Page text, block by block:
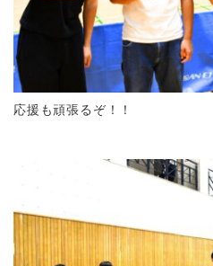
応援も頑張るぞ！！